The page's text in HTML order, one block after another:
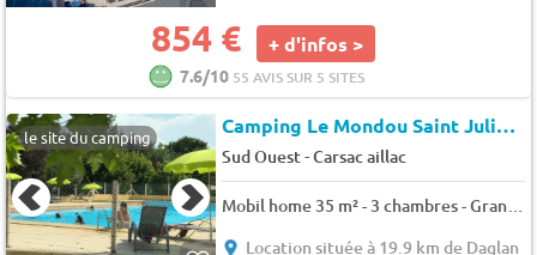
854 € + d'infos >
7.6/10 55 AVIS SUR 5 SITES
le site du camping Camping Le Mondou Saint Julien de Lampon
Sud Ouest-Carsac aillac
Location située à 19.9 km de Daglan